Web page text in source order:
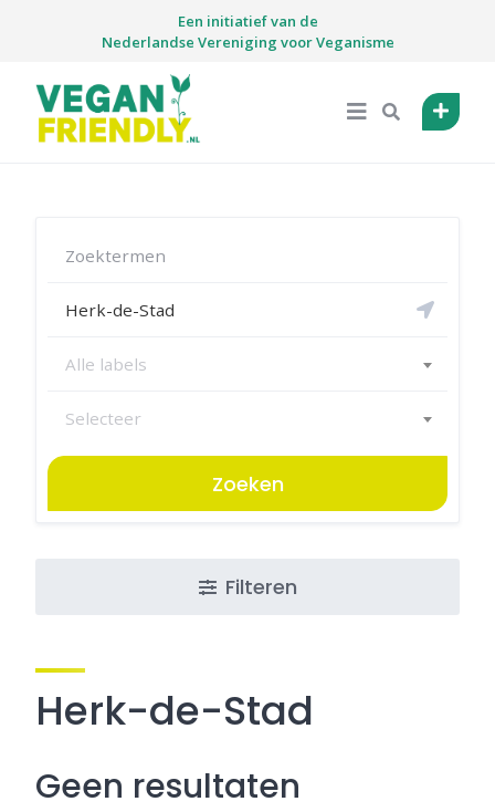
Een initiatief van de
Nederlandse Vereniging voor Veganisme
Alle labels
Selecteer
Zoeken
Filteren
Herk-de-Stad
Geen resultaten